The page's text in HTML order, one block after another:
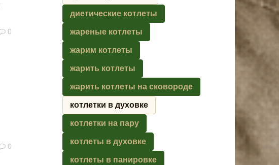
0
0
диетические котлеты
жареные котлеты
жарим котлеты
жарить котлеты
жарить котлеты на сковороде
котлетки в духовке
котлетки на пару
котлеты в духовке
котлеты в панировке